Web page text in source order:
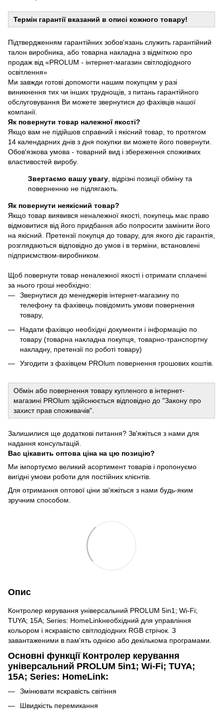
Термін гарантії вказаний в описі кожного товару!
Підтвердженням гарантійних зобов'язань служить гарантійний
талон виробника, або товарна накладна з відміткою про
продаж від «PROLUM - інтернет-магазин світлодіодного
освітлення»
Ми завжди готові допомогти нашим покупцям у разі
виникнення тих чи інших труднощів, з питань гарантійного
обслуговування Ви можете звернутися до фахівців нашої
компанії.
Як повернути товар належної якості?
Якщо вам не підійшов справний і якісний товар, то протягом
14 календарних днів з дня покупки ви можете його повернути.
Обов'язкова умова - товарний вид і збереження споживчих
властивостей виробу.
Звертаємо вашу увагу, відрізні позиції обміну та
поверненню не підлягають.
Як повернути неякісний товар?
Якщо товар виявився неналежної якості, покупець має право
відмовитися від його придбання або попросити замінити його
на якісний. Претензії покупця до товару, для якого діє гарантія,
розглядаються відповідно до умов і в терміни, встановлені
підприємством-виробником.
Щоб повернути товар неналежної якості і отримати сплачені
за нього гроші необхідно:
Звернутися до менеджерів інтернет-магазину по
телефону та фахівець повідомить умови повернення
товару,
Надати фахівцю необхідні документи і інформацію по
товару (товарна накладна покупця, товарно-транспортну
накладну, претензії по роботі товару)
Узгодити з фахівцем PROlum повернення грошових коштів.
Обмін або повернення товару купленого в інтернет-
магазині PROlum здійснюється відповідно до "Закону про
захист прав споживачів".
Залишилися ще додаткові питання? Зв'яжіться з нами для
надання консультацій.
Вас цікавить оптова ціна на цю позицію?
Ми імпортуємо великий асортимент товарів і пропонуємо
вигідні умови роботи для постійних клієнтів.
Для отримання оптової ціни зв'яжіться з нами будь-яким
зручним способом.
Опис
Контролер керування універсальний PROLUM 5in1; Wi-Fi;
TUYA; 15A; Series: HomeLinkнеобхідний для управління
кольором і яскравістю світлодіодних RGB стрічок. З
завантаженими в пам'ять однією або декількома програмами.
Основні функції Контролер керування
універсальний PROLUM 5in1; Wi-Fi; TUYA;
15A; Series: HomeLink:
Змінювати яскравість світіння
Швидкість перемикання